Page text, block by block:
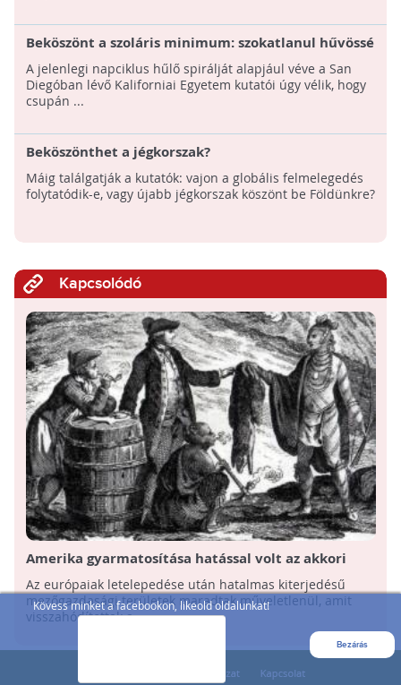
Kövess minket a facebookon, likeold oldalunkat!
Bezárás
Beköszönt a szoláris minimum: szokatlanul hűvössé
válhat a Nap 2050-re egy új tanulmány szerint
A jelenlegi napciklus hűlő spirálját alapjául véve a San
Diegóban lévő Kaliforniai Egyetem kutatói úgy vélik, hogy
csupán ...
Beköszönthet a jégkorszak?
Máig találgatják a kutatók: vajon a globális felmelegedés
folytatódik-e, vagy újabb jégkorszak köszönt be Földünkre?
Kapcsolódó
Amerika gyarmatosítása hatással volt az akkori
klímára
Az európaiak letelepedése után hatalmas kiterjedésű
mezőgazdasági területek maradtak műveletlenül, amit
visszahódítottak a ...